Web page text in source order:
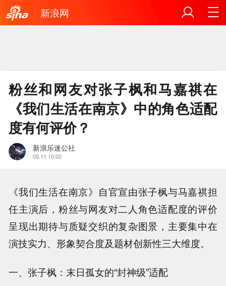
新浪网
粉丝和网友对张子枫和马嘉祺在
《我们生活在南京》中的角色适配
度有何评价？
新浪乐迷公社
05.11 10:02
《我们生活在南京》自官宣由张子枫与马嘉祺担
任主演后，粉丝与网友对二人角色适配度的评价
呈现出期待与质疑交织的复杂图景，主要集中在
演技实力、形象契合度及题材创新性三大维度。
一、张子枫：末日孤女的“封神级”适配